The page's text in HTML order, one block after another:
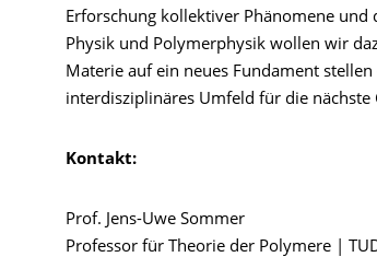
Erforschung kollektiver Phänomene
Physik und Polymerphysik wollen wir
Materie auf ein neues Fundament
interdisziplinäres Umfeld für die nächste
Kontakt:
Prof. Jens-Uwe Sommer
Professor für Theorie der Polymere |